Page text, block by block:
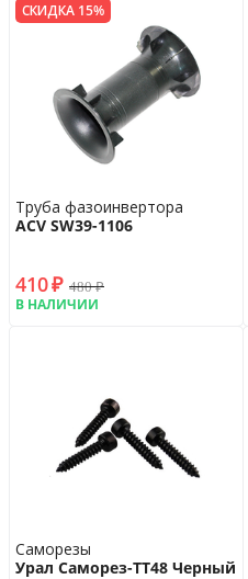
СКИДКА 15%
Труба фазоинвертора
ACV SW39-1106
410₽ 480₽
В НАЛИЧИИ
Саморезы
Урал Саморез-ТТ48 Черный